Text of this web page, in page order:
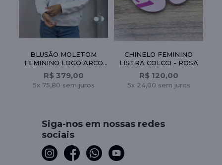
BLUSÃO MOLETOM
FEMININO LOGO ARCO
LEVIS - BRANCO
R$ 379,00
5x 75,80 sem juros
CHINELO FEMININO
LISTRA COLCCI - ROSA
R$ 120,00
5x 24,00 sem juros
Siga-nos em nossas redes
sociais